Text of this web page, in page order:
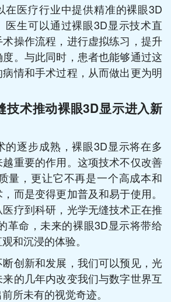
在医疗行业中提供精准的裸眼3D
医生可以通过裸眼3D显示技术直
操作流程，进行虚拟练习，提升
。与此同时，患者也能够通过这
情和手术过程，从而做出更为明
技术推动裸眼3D显示进入新
的逐步成熟，裸眼3D显示将在多
重要的作用。这项技术不仅改善
量，更让它不再是一个高成本和
而是变得更加普及和易于使用。
疗到科研，光学无缝技术正在推
革命，未来的裸眼3D显示将带给
和沉浸的体验。
创新和发展，我们可以预见，光
的几年内改变我们与数字世界互
所未有的视觉奇迹。